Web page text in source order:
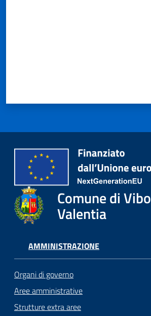
Comune di Vibo
Valentia
AMMINISTRAZIONE
Organi di governo
Aree amministrative
Strutture extra aree